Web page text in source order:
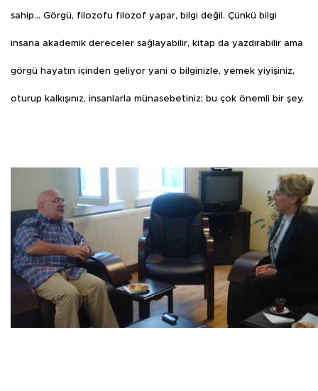
sahip… Görgü, filozofu filozof yapar, bilgi değil. Çünkü bilgi
insana akademik dereceler sağlayabilir, kitap da yazdırabilir ama
görgü hayatın içinden geliyor yani o bilginizle, yemek yiyişiniz,
oturup kalkışınız, insanlarla münasebetiniz; bu çok önemli bir şey.